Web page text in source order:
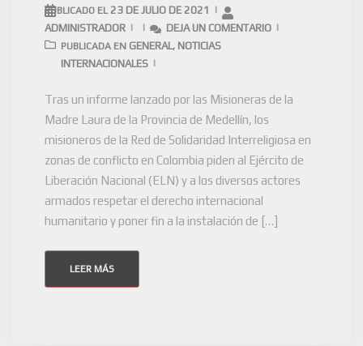
PUBLICADO EL 23 DE JULIO DE 2021
ADMINISTRADOR
DEJA UN COMENTARIO
PUBLICADA EN GENERAL, NOTICIAS
INTERNACIONALES
Tras un informe lanzado por las Misioneras de la
Madre Laura de la Provincia de Medellín, los
misioneros de la Red de Solidaridad Interreligiosa en
zonas de conflicto en Colombia piden al Ejército de
Liberación Nacional (ELN) y a los diversos actores
armados respetar el derecho internacional
humanitario y poner fin a la instalación de […]
LEER MÁS